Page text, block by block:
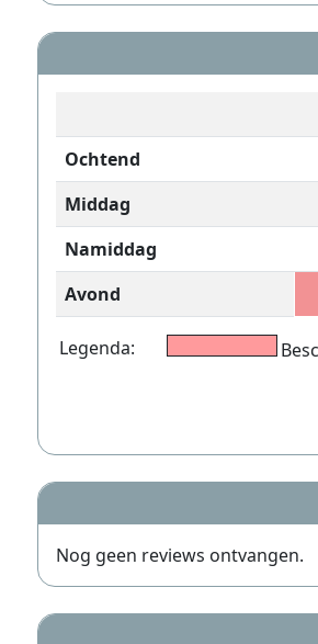
Ochtend
Middag
Namiddag
Avond
Legenda:
Nog geen reviews ontvangen.